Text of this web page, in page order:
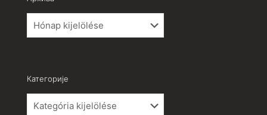
Категорије